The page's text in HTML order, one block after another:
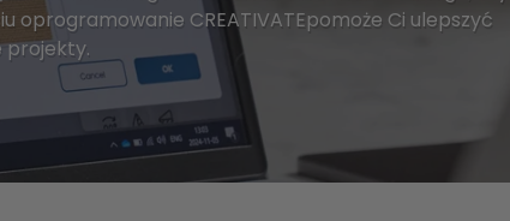
oprogramowanie CREATIVATEpomoże Ci ulepszyć
projekty.